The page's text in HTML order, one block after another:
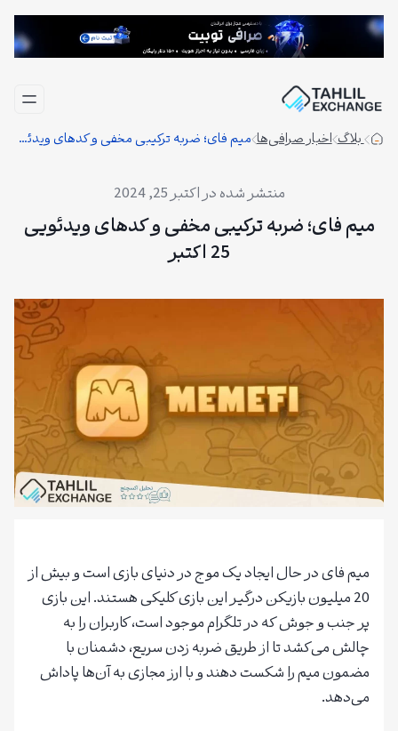
رفتن
بلاگ اخبار صرافی‌ها میم فای؛ ضربه ترکیبی مخفی و کدهای ویدئویی 25 اکتبر
اکتبر 25, 2024
میم فای؛ ضربه ترکیبی مخفی و کدهای ویدئویی
25 اکتبر
میم فای در حال ایجاد یک موج در دنیای بازی است و بیش از
20 میلیون بازیکن درگیر این بازی کلیکی هستند. این بازی
پر جنب و جوش که در تلگرام موجود است، کاربران را به
چالش می‌کشد تا از طریق ضربه زدن سریع، دشمنان با
مضمون میم را شکست دهند و با ارز مجازی به آن‌ها پاداش
می‌دهد.